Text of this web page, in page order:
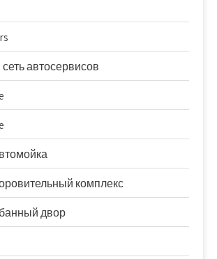
сеть автосервисов
комплекс
двор